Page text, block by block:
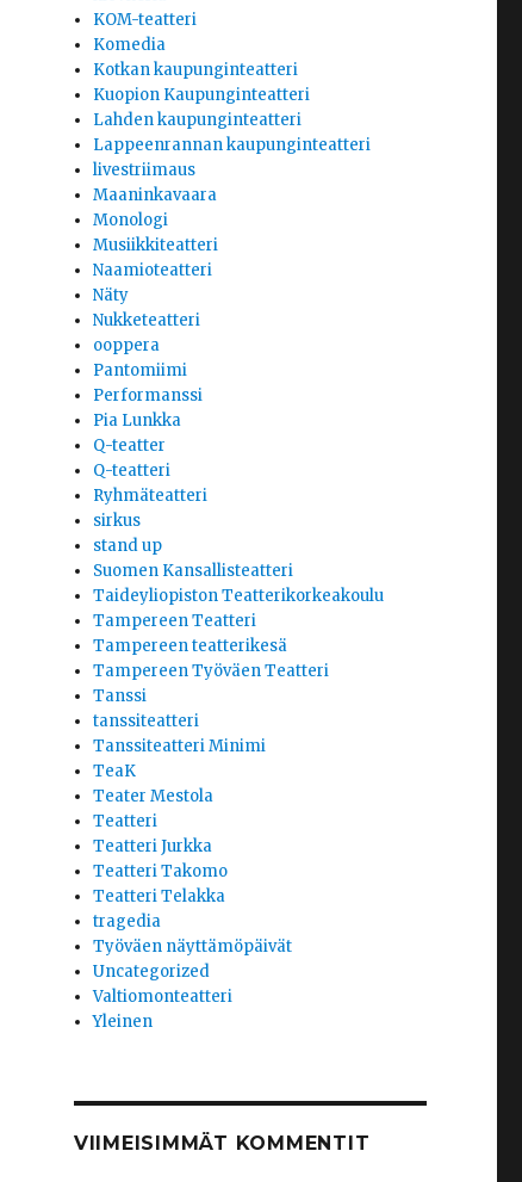
KOM-teatteri
Komedia
Kotkan kaupunginteatteri
Kuopion Kaupunginteatteri
Lahden kaupunginteatteri
Lappeenrannan kaupunginteatteri
livestriimaus
Maaninkavaara
Monologi
Musiikkiteatteri
Naamioteatteri
Näty
Nukketeatteri
ooppera
Pantomiimi
Performanssi
Pia Lunkka
Q-teatter
Q-teatteri
Ryhmäteatteri
sirkus
stand up
Suomen Kansallisteatteri
Taideyliopiston Teatterikorkeakoulu
Tampereen Teatteri
Tampereen teatterikesä
Tampereen Työväen Teatteri
Tanssi
tanssiteatteri
Tanssiteatteri Minimi
TeaK
Teater Mestola
Teatteri
Teatteri Jurkka
Teatteri Takomo
Teatteri Telakka
tragedia
Työväen näyttämöpäivät
Uncategorized
Valtiomonteatteri
Yleinen
VIIMEISIMMÄT KOMMENTIT